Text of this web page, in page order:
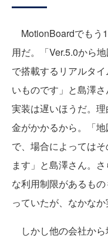
MotionBoardでもう
用だ。「Ver.5.0から
で搭載するリアルタ
いものです」と島澤
実装は遅いほうだ。
金がかかるから。「
で、場合によっては
ます」と島澤さん。
な利用制限があるも
っていたが、なかなか
しかし他の会社か